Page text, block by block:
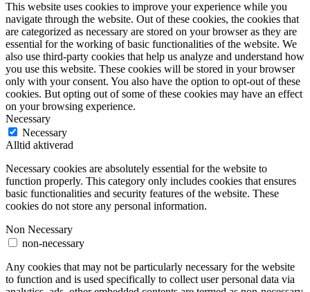
This website uses cookies to improve your experience while you
navigate through the website. Out of these cookies, the cookies that
are categorized as necessary are stored on your browser as they are
essential for the working of basic functionalities of the website. We
also use third-party cookies that help us analyze and understand how
you use this website. These cookies will be stored in your browser
only with your consent. You also have the option to opt-out of these
cookies. But opting out of some of these cookies may have an effect
on your browsing experience.
Necessary
Necessary
Alltid aktiverad
Necessary cookies are absolutely essential for the website to
function properly. This category only includes cookies that ensures
basic functionalities and security features of the website. These
cookies do not store any personal information.
Non Necessary
non-necessary
Any cookies that may not be particularly necessary for the website
to function and is used specifically to collect user personal data via